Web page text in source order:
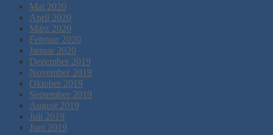
Mai 2020
April 2020
März 2020
Februar 2020
Januar 2020
Dezember 2019
November 2019
Oktober 2019
September 2019
August 2019
Juli 2019
Juni 2019